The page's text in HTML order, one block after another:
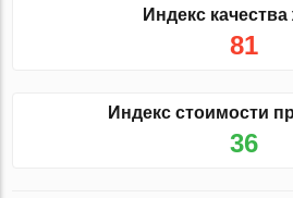
Индекс
81
Индекс стоимости
36